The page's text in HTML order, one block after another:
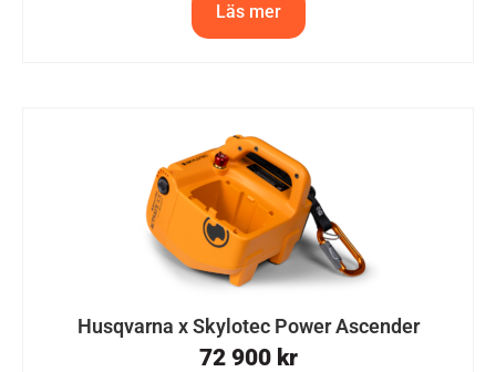
Läs mer
Husqvarna x Skylotec Power Ascender
72 900 kr